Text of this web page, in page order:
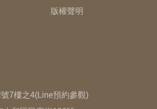
版權聲明
7樓之4(Line預約參觀)